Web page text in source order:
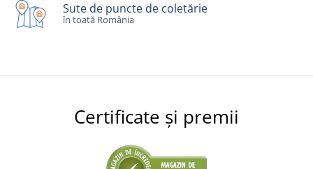
Sute de puncte de coletărie
în toată România
Certificate și premii